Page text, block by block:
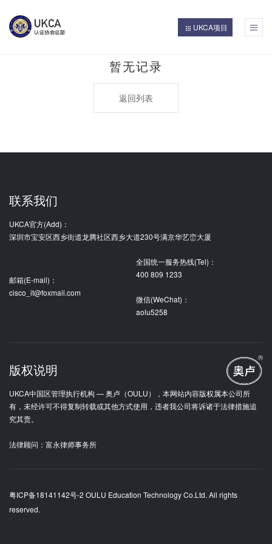
UKCA项目
暂无记录
返回列表
联系我们
UKCA官方(Add)：
深圳市宝安区西乡街道龙腾社区西乡大道230号满京华艺峦大厦
邮箱(E-mail)：
cisco_it@foxmail.com
全国统一服务热线(Tel)：
400 809 1233
微信(WeChat)：
aolu5258
版权说明
UKCA中国区管理执行机构 — 奥卢（OULU），本网站内容版权属本公司所
有，未经许可不得复制转载或其他方式使用，违者我公司将诉诸于法律措施追
究其责。
法律顾问：富永律师事务所
粤ICP备18141142号-2 OULU Education Technology Co.Ltd. All rights
reserved.